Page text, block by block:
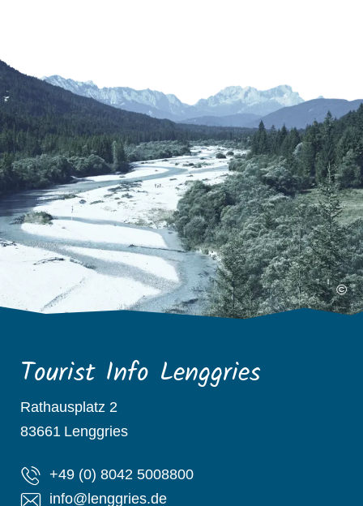
©
Tourist Info Lenggries
Rathausplatz 2
83661 Lenggries
+49 (0) 8042 5008800
info@lenggries.de